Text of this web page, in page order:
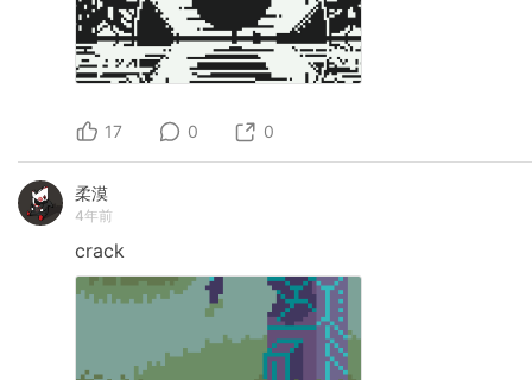
17 0 0
柔漠
4年前
crack